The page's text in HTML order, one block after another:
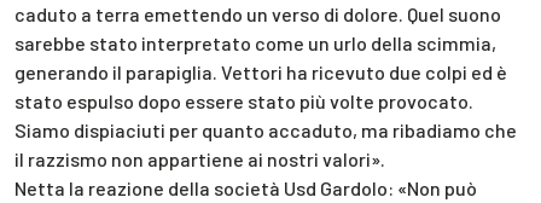
caduto a terra emettendo un verso di dolore. Quel suono
sarebbe stato interpretato come un urlo della scimmia,
generando il parapiglia. Vettori ha ricevuto due colpi ed è
stato espulso dopo essere stato più volte provocato.
Siamo dispiaciuti per quanto accaduto, ma ribadiamo che
il razzismo non appartiene ai nostri valori».
Netta la reazione della società Usd Gardolo: «Non può